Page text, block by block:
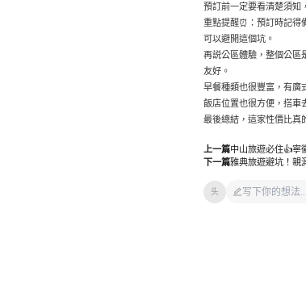
預訂前一定要看清楚須知
重點提醒⏰：預訂時記得
可以避開這個坑。
再説公區體驗，整個公區
友好。
早餐種類也很豐富，有廣
飯店位置也很方便，搭車
最後總結，這家性價比真
上一篇中山旅遊必住👍寧
下一篇雅典旅遊避坑！親
头